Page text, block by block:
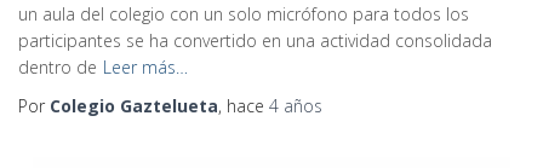
un aula del colegio con un solo micrófono para todos los
participantes se ha convertido en una actividad consolidada
dentro de Leer más…
Por Colegio Gaztelueta, hace 4 años